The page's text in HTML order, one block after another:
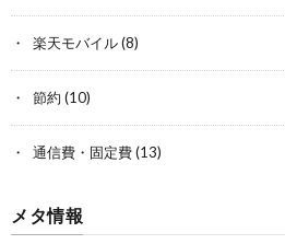
楽天モバイル(8)
節約 (10)
通信費・固定費(13)
メタ情報